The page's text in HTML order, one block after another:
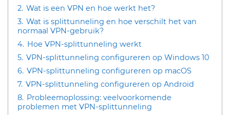
2. Wat is een VPN en hoe werkt het?
3. Wat is splittunneling en hoe verschilt het van
normaal VPN-gebruik?
4. Hoe VPN-splittunneling werkt
5. VPN-splittunneling configureren op Windows 10
6. VPN-splittunneling configureren op macOS
7. VPN-splittunneling configureren op Android
8. Probleemoplossing: veelvoorkomende
problemen met VPN-splittunneling